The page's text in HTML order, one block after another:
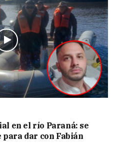
en el río Paraná: se
dar con Fabián